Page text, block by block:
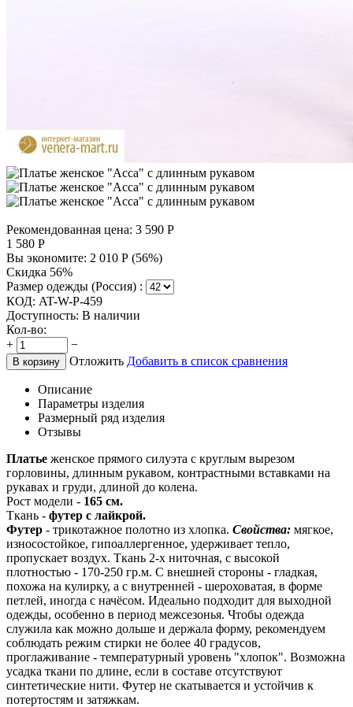
Рекомендованная цена: 3 590 Р
1 580 Р
Вы экономите: 2 010 Р (56%)
Скидка 56%
Размер одежды (Россия) :
КОД: AT-W-P-459
Доступность: В наличии
Кол-во:
+
−
В корзину Отложить Добавить в список сравнения
Описание
Параметры изделия
Размерный ряд изделия
Отзывы
Платье женское прямого силуэта с круглым вырезом
горловины, длинным рукавом, контрастными вставками на
рукавах и груди, длиной до колена.
Рост модели - 165 см.
Ткань - футер с лайкрой.
Футер - трикотажное полотно из хлопка. Свойства: мягкое,
износостойкое, гипоаллергенное, удерживает тепло,
пропускает воздух. Ткань 2-х ниточная, с высокой
плотностью - 170-250 гр.м. С внешней стороны - гладкая,
похожа на кулирку, а с внутренней - шероховатая, в форме
петлей, иногда с начёсом. Идеально подходит для выходной
одежды, особенно в период межсезонья. Чтобы одежда
служила как можно дольше и держала форму, рекомендуем
соблюдать режим стирки не более 40 градусов,
проглаживание - температурный уровень "хлопок". Возможна
усадка ткани по длине, если в составе отсутствуют
синтетические нити. Футер не скатывается и устойчив к
потертостям и затяжкам.